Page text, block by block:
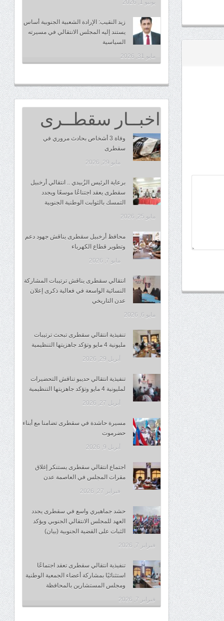
يونيو 1, 2026
زيد النقيب: الإرادة الشعبية الجنوبية أساس
يستند إليه المجلس الانتقالي في مسيرته
السياسية
مايو 31, 2026
اخبــار سقطــرى
وفاة 3 أشخاص بحادث مروري في
سقطرى
مايو 29, 2026
برعاية الرئيس الزُبيدي .. انتقالي أرخبيل
سقطرى يعقد اجتناعُا موسعًا ويجدد
التمسك بالثوابت الوطنية الجنوبية
مايو 25, 2026
محافظ أرخبيل سقطرى يناقش جهود دعم
وتطوير قطاع الكهرباء
مايو 7, 2026
انتقالي سقطرى يناقش ترتيبات المشاركة
النسائية الواسعة في فعالية ذكرى إعلان
عدن التاريخي
مايو 6, 2026
تنفيذية انتقالي سقطرى تبحث ترتيبات
مليونية 4 مايو وتؤكد جاهزيتها التنظيمية
أبريل 29, 2026
تنفيذية انتقالي حديبو تناقش التحضيرات
لمليونية 4 مايو وتؤكد جاهزيتها التنظيمية
أبريل 27, 2026
مسيرة حاشدة في سقطرى تضامنا مع أبناء
حضرموت
أبريل 9, 2026
اجتماع انتقالي سقطرى يستنكر إغلاق
مقرات المجلس في العاصمة عدن
فبراير 27, 2026
حشد جماهيري واسع في سقطرى يجدد
العهد للمجلس الانتقالي الجنوبي ويؤكد
الثبات على القضية الجنوبية (بيان)
فبراير 7, 2026
تنفيذية انتقالي سقطرى تعقد اجتماعًا
استثنائيًا بمشاركة أعضاء الجمعية الوطنية
ومجلس المستشارين بالمحافظة
فبراير 7, 2026